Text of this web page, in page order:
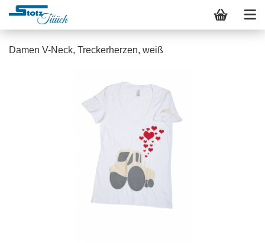
Damen V-Neck, Treckerherzen, weiß